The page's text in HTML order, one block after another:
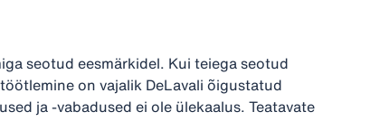
seotud eesmärkidel. Kui teiega seotud
on vajalik DeLavali õigustatud
ja -vabadused ei ole ülekaalus. Teatavate